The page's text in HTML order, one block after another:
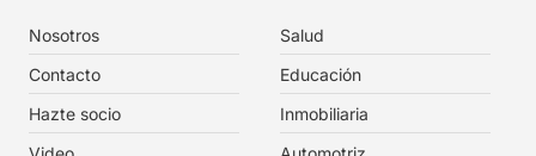
Nosotros
Contacto
Hazte socio
Salud
Educación
Inmobiliaria